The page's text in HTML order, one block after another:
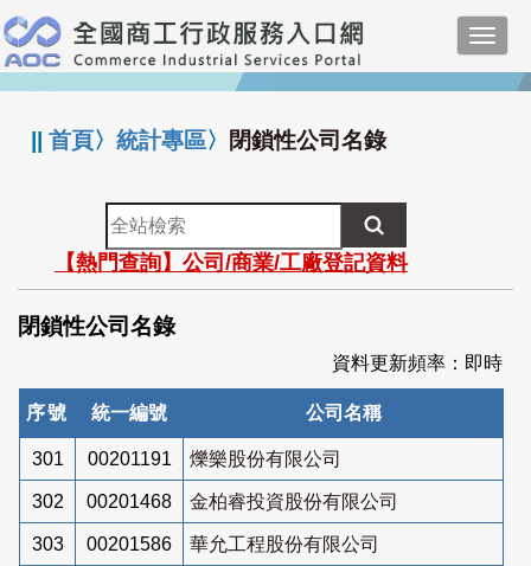
跳
到
主
要
:::
||首頁〉統計專區〉 閉鎖性公司名錄
全
站
檢
索
【熱門查詢】公司/商業/工廠登記資料
閉鎖性公司名錄
資料更新頻率：即時
序號 統一編號 公司名稱
301 00201191 爍樂股份有限公司
302 00201468 金柏睿投資股份有限公司
303 00201586 華允工程股份有限公司